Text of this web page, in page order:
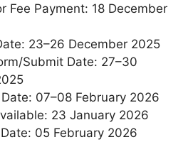
Fee Payment: 18 December
23–26 December 2025
Submit Date: 27–30
Date: 07–08 February 2026
23 January 2026
05 February 2026